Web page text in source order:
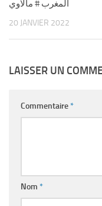
المغرب # مالاوي
20 JANVIER 2022
LAISSER UN
Commentaire*
Nom *